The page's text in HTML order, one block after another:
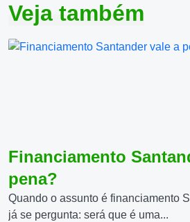
Veja também
Financiamento
pena?
Quando o assunto é financiamento
já se pergunta: será que é uma...